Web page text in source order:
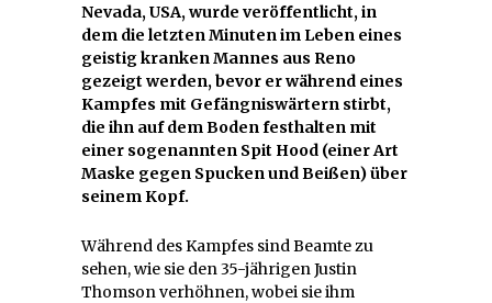
Nevada, USA, wurde veröffentlicht, in
dem die letzten Minuten im Leben eines
geistig kranken Mannes aus Reno
gezeigt werden, bevor er während eines
Kampfes mit Gefängniswärtern stirbt,
die ihn auf dem Boden festhalten mit
einer sogenannten Spit Hood (einer Art
Maske gegen Spucken und Beißen) über
seinem Kopf.
Während des Kampfes sind Beamte zu
sehen, wie sie den 35-jährigen Justin
Thomson verhöhnen, wobei sie ihm